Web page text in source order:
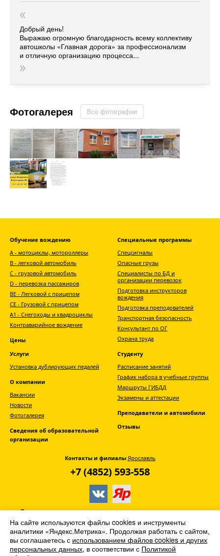
Добрый день!
Выражаю огромную благодарность всему коллективу
автошколы «Главная дорога» за профессионализм
и отличную организацию процесса...
Фотогалерея Все фотографии
Обучение вождению
А - мотоциклы, мотороллеры
В - легковой автомобиль
С - грузовой автомобиль
D - перевозка пассажиров
ВЕ - Легковой с прицепом
СЕ - Грузовой с прицепом
A1 - Снегоходы и квадроциклы
Контраварийное вождение
Цены
Услуги
Установка дублирующих педалей
О компании
Вакансии
Новости
Фотогалерея
Сведения об образовательной
организации
Специальные программы
Спецсигналы
Опасные грузы
Специалисты по БД и
организации перевозок
Подготовка инструкторов
вождения
Подготовка преподователей
Транспортная безопасность
Консультант по ОГ
Охрана труда
Студенту
Расписание занятий
График набора в учебные группы
Маршруты ГИБДД
Экзамены и аттестации
Преподаватели и автомобили
Отзывы
Контакты и филиалы Ярославль
+7 (4852) 593-558
© АНО ДПО «Главная дорога» -
Ярославля
2013–2026. Все права защищены
На сайте используются файлы cookies и инструменты
аналитики «Яндекс.Метрика». Продолжая работать с сайтом,
вы соглашаетесь с использованием файлов cookies и других
персональных данных, в соответствии с Политикой